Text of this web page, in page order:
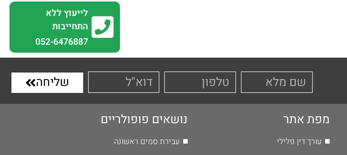
לייעוץ ללא
התחייבות
052-6476887
שליחה
מפת אתר
עורך דין פלילי
נושאים פופולריים
עבירת סמים ראשונה